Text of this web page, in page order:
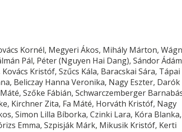
Kornél, Megyeri Ákos, Mihály Márton,
Pál, Péter (Nguyen Hai Dang), Sándor
Kristóf, Szűcs Kála, Baracskai Sára, Tápai
Beliczay Hanna Veronika, Nagy Eszter, Darók
Szőke Fábián, Schwarczemberger
Kirchner Zita, Fa Máté, Horváth Kristóf, Nagy
Simon Lilla Bíborka, Czinki Lara, Kóra Blanka,
Emma, Szpisják Márk, Mikusik Kristóf, Kerti